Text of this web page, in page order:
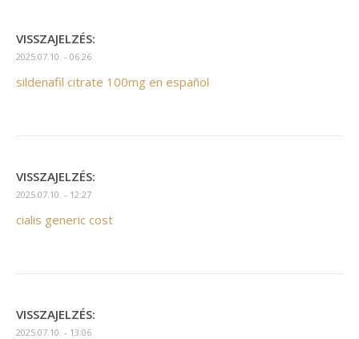
VISSZAJELZÉS:
2025.07.10. - 06:26
sildenafil citrate 100mg en español
VISSZAJELZÉS:
2025.07.10. - 12:27
cialis generic cost
VISSZAJELZÉS:
2025.07.10. - 13:06